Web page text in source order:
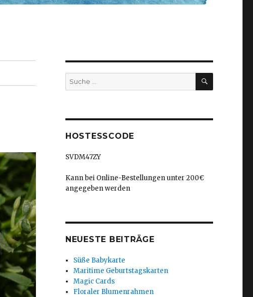
Suche
nach:
SUCHEN
HOSTESSCODE
SVDM47ZY
Kann bei Online-Bestellungen unter 200€
angegeben werden
NEUESTE BEITRÄGE
Süße Babykarte
Maritime Geburtstagskarten
Magic Cards
Floraler Blumenrahmen